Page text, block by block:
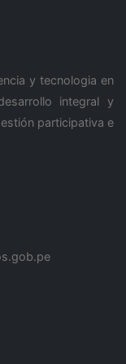
y tecnologia en
integral y
participativa e